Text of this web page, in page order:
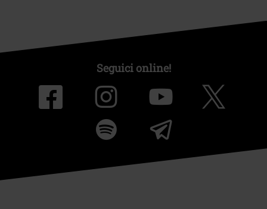
Seguici online!